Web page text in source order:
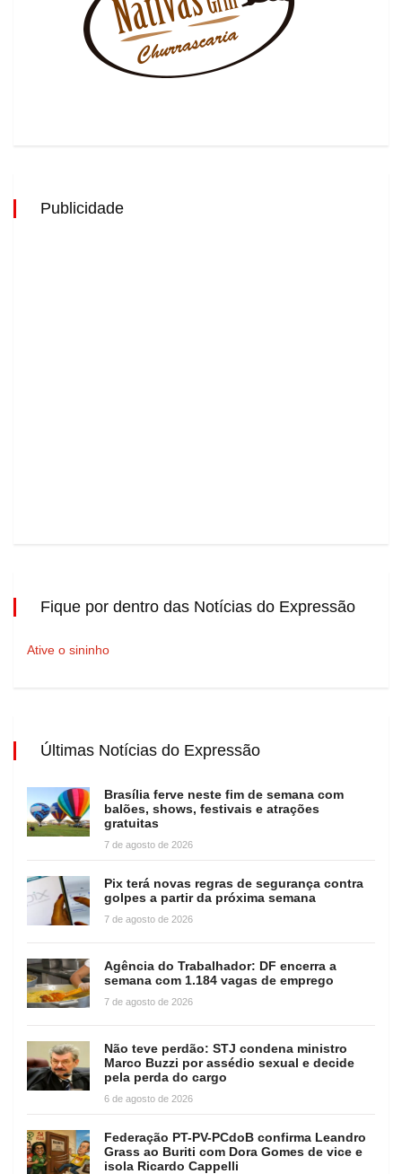
Publicidade
Fique por dentro das Notícias do Expressão
Ative o sininho
Últimas Notícias do Expressão
Brasília ferve neste fim de semana com
balões, shows, festivais e atrações
gratuitas
7 de agosto de 2026
Pix terá novas regras de segurança contra
golpes a partir da próxima semana
7 de agosto de 2026
Agência do Trabalhador: DF encerra a
semana com 1.184 vagas de emprego
7 de agosto de 2026
Não teve perdão: STJ condena ministro
Marco Buzzi por assédio sexual e decide
pela perda do cargo
6 de agosto de 2026
Federação PT-PV-PCdoB confirma Leandro
Grass ao Buriti com Dora Gomes de vice e
isola Ricardo Cappelli